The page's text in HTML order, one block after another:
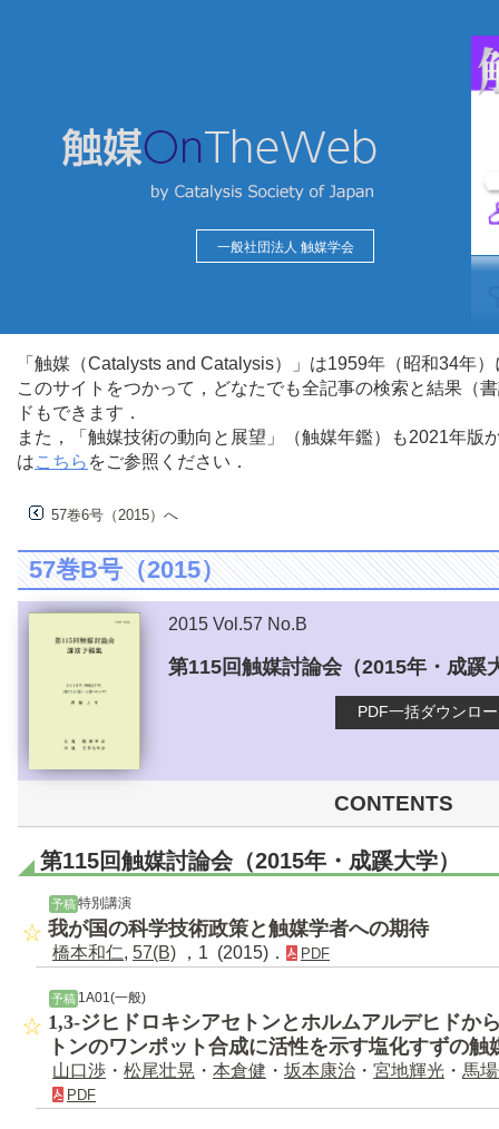
一般社団法人 触媒学会
「触媒（Catalysts and Catalysis）」は1959年（昭和34年
このサイトをつかって，どなたでも全記事の検索と結果（
ドもできます．
また，「触媒技術の動向と展望」（触媒年鑑）も2021年
はこちら をご参照ください．
57巻6号（2015）へ
57巻B号（2015）
2015 Vol.57 No.B
第115回触媒討論会（2015年・成蹊
PDF一括ダウンロ
CONTENTS
第115回触媒討論会（2015年・成蹊大学）
予稿 特別講演
我が国の科学技術政策と触媒学者への期待
橋本和仁, 57(B) ，1 (2015)． PDF
予稿1A01(一般)
1,3-ジヒドロキシアセトンとホルムアルデヒドか
トンのワンポット合成に活性を示す塩化すずの触
山口渉 ・ 松尾壮晃 ・ 本倉健 ・ 坂本康治 ・ 宮地輝光 ・ 馬
PDF